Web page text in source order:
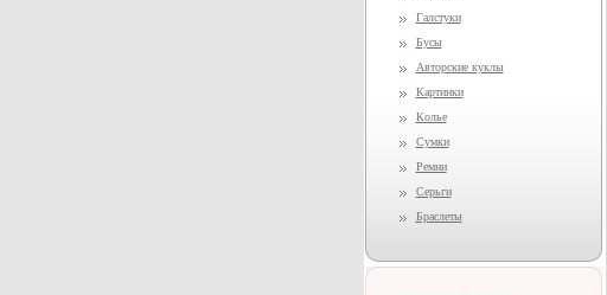
Галстуки
Бусы
Авторские куклы
Картинки
Колье
Сумки
Ремни
Серьги
Браслеты